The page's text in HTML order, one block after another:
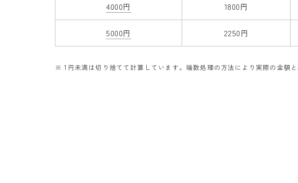
4000円 1800円
5000円 2250円
※ 1円未満は切り捨てて計算しています。端数処理の方法により実際の金額と